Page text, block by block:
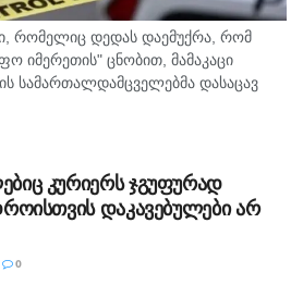
რაღაც უნდა ვიღონოთ…“-წერს
ს ოფიციალურ ფესიბუქ
უკვე ფინანსური
გულშემატკივრებმა
მერი შეხვდათ.
კლუბ “ტორპედოს”
მიმართ სასამართლო დავა
რომელიც დედას დაემუქრა, რომ
იმერეთის" ცნობით, მამაკაცი
სამართალდამცველებმა დასაცავ
ს ინფორმაციით, დაკავებულს
11 პრიმა...
კურიერს ჯგუფურად
დაკავებულები არ
0